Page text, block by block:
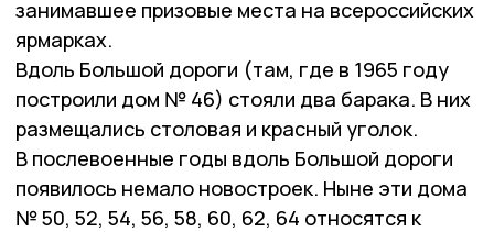
занимавшее призовые места на всероссийских
ярмарках.
Вдоль Большой дороги (там, где в 1965 году
построили дом № 46) стояли два барака. В них
размещались столовая и красный уголок.
В послевоенные годы вдоль Большой дороги
появилось немало новостроек. Ныне эти дома
№ 50, 52, 54, 56, 58, 60, 62, 64 относятся к